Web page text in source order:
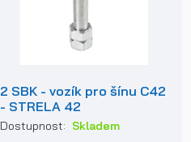
2 SBK - vozík pro šínu C42
- STRELA 42
Dostupnost: Skladem